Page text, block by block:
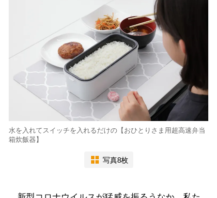
水を入れてスイッチを入れるだけの【おひとりさま用超高速弁当
箱炊飯器】
写真8枚